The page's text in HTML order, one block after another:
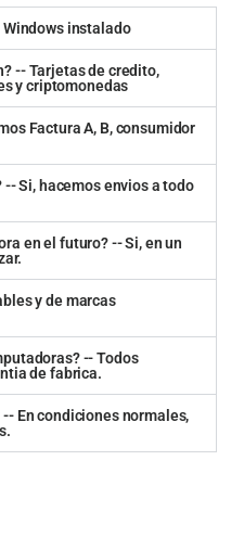
Windows instalado
-- Tarjetas de credito,
y criptomonedas
Factura A, B, consumidor
Si, hacemos envios a todo
en el futuro? -- Si, en un
y de marcas
-- Todos
de fabrica.
En condiciones normales,